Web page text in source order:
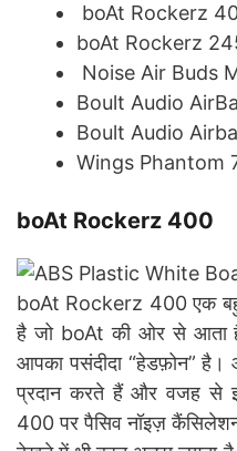
boAt Rockerz
boAt Rockerz
Noise Air Buds
Boult Audio
Boult Audio
Wings Phantom
boAt Rockerz 400
boAt Rockerz 400 एक
है जो boAt की ओर से
आपका पसंदीदा “हेडफ़ोन”
प्रदान करते हैं और वजह से
400 पर पैसिव नॉइज़